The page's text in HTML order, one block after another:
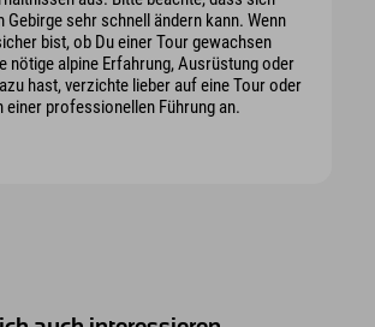
Gebirge sehr schnell ändern kann. Wenn
bist, ob Du einer Tour gewachsen
nötige alpine Erfahrung, Ausrüstung oder
hast, verzichte lieber auf eine Tour oder
einer professionellen Führung an.